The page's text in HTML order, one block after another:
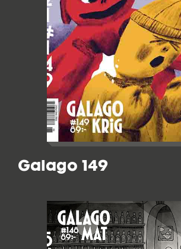
Galago 149